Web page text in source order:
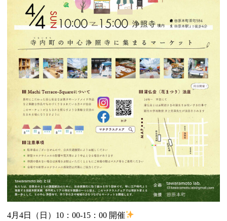
4月4日（日）10：00-15：00 開催